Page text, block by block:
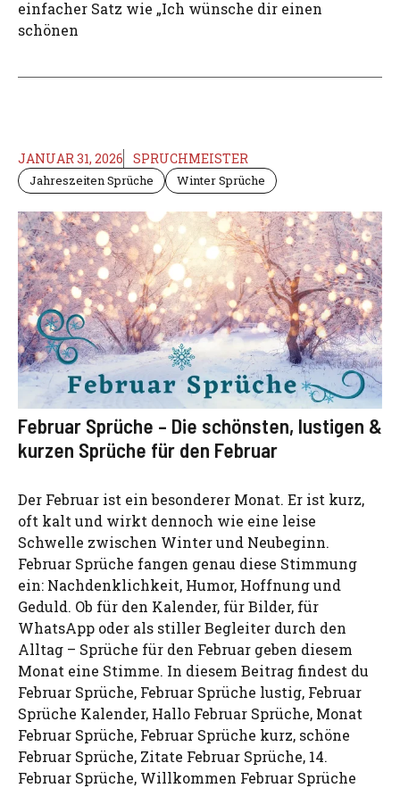
einfacher Satz wie „Ich wünsche dir einen
schönen
JANUAR 31, 2026 SPRUCHMEISTER
Jahreszeiten Sprüche Winter Sprüche
Februar Sprüche – Die schönsten, lustigen &
kurzen Sprüche für den Februar
Der Februar ist ein besonderer Monat. Er ist kurz,
oft kalt und wirkt dennoch wie eine leise
Schwelle zwischen Winter und Neubeginn.
Februar Sprüche fangen genau diese Stimmung
ein: Nachdenklichkeit, Humor, Hoffnung und
Geduld. Ob für den Kalender, für Bilder, für
WhatsApp oder als stiller Begleiter durch den
Alltag – Sprüche für den Februar geben diesem
Monat eine Stimme. In diesem Beitrag findest du
Februar Sprüche, Februar Sprüche lustig, Februar
Sprüche Kalender, Hallo Februar Sprüche, Monat
Februar Sprüche, Februar Sprüche kurz, schöne
Februar Sprüche, Zitate Februar Sprüche, 14.
Februar Sprüche, Willkommen Februar Sprüche